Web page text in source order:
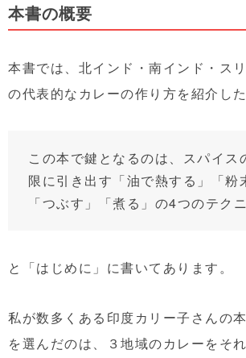
本書の概要
本書では、北インド・南インド・ス
の代表的なカレーの作り方を紹介した
この本で鍵となるのは、スパイス
限に引き出す「油で熱する」「粉
「つぶす」「煮る」の4つのテク
と「はじめに」に書いてあります。
私が数多くある印度カリー子さんの
を選んだのは、３地域のカレーをそ